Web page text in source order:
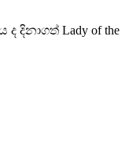
Lady of the